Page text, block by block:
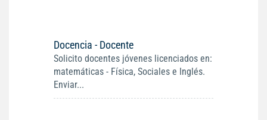
Docencia - Docente
Solicito docentes jóvenes licenciados en:
matemáticas - Física, Sociales e Inglés.
Enviar...